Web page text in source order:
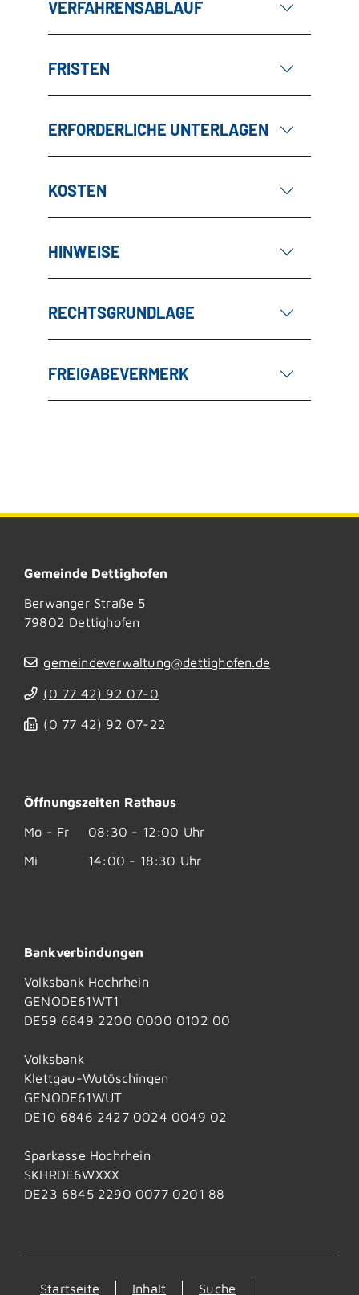
VERFAHRENSABLAUF
FRISTEN
ERFORDERLICHE UNTERLAGEN
KOSTEN
HINWEISE
RECHTSGRUNDLAGE
FREIGABEVERMERK
Gemeinde Dettighofen
Berwanger Straße 5
79802 Dettighofen
gemeindeverwaltung@dettighofen.de
(0 77 42) 92 07-0
(0 77 42) 92 07-22
Öffnungszeiten Rathaus
Mo - Fr
08:30 - 12:00 Uhr
Mi
14:00 - 18:30 Uhr
Bankverbindungen
Volksbank Hochrhein
GENODE61WT1
DE59 6849 2200 0000 0102 00
Volksbank
Klettgau-Wutöschingen
GENODE61WUT
DE10 6846 2427 0024 0049 02
Sparkasse Hochrhein
SKHRDE6WXXX
DE23 6845 2290 0077 0201 88
Startseite Inhalt Suche